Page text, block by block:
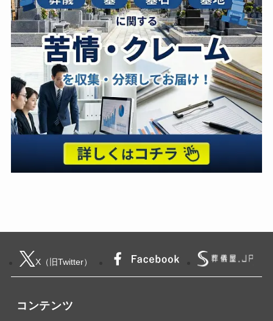
X（旧Twitter）
コンテンツ